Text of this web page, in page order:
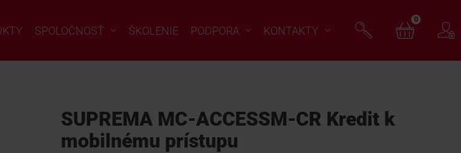
SPOLOČNOSŤ ŠKOLENIE PODPORA KONTAKTY
0
SUPREMA MC-ACCESSM-CR Kredit k
mobilnému prístupu